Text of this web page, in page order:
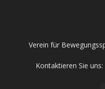
Verein für
Kontaktieren Sie uns: